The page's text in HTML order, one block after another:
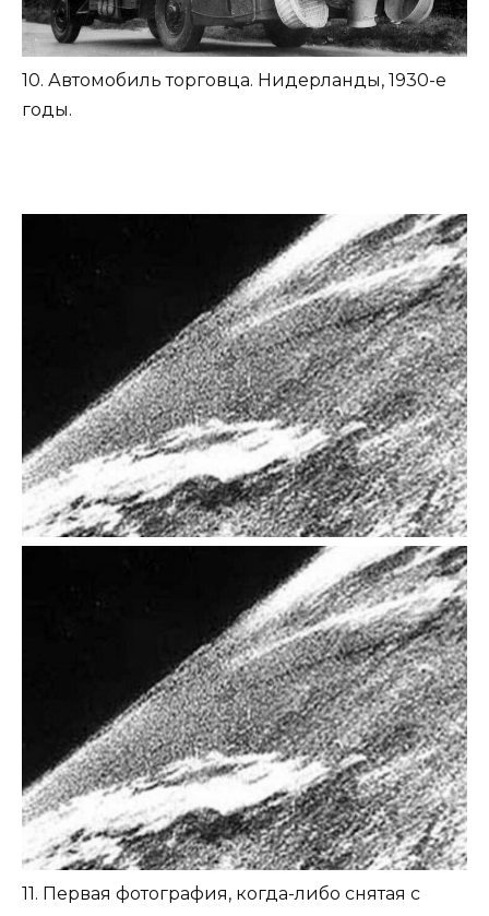
10. Автомобиль торговца. Нидерланды, 1930-е
годы.
11. Первая фотография, когда-либо снятая с